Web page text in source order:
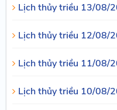
Lịch thủy triều 13/08/
Lịch thủy triều 12/08/
Lịch thủy triều 11/08/
Lịch thủy triều 10/08/